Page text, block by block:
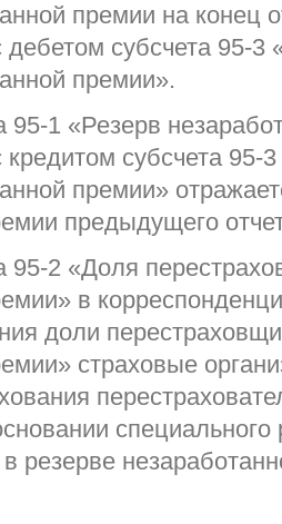
премии на конец
субсчета 95-3
премии».
95-1 «Резерв
субсчета 95-
премии»
предыдущего
95-2 «Доля
в
доли
страховые
специального
резерве